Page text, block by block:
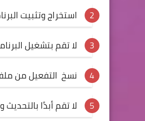
استخراج وتثبيت
لا تقم بتشغيل
نسخ التفعيل من ملف
لا تقم أبدًا